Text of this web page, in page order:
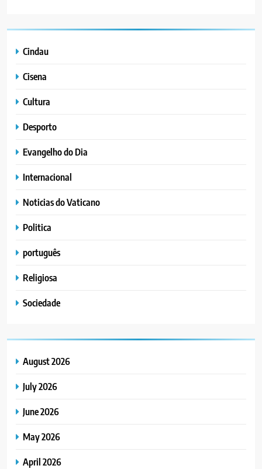
Cindau
Cisena
Cultura
Desporto
Evangelho do Dia
Internacional
Noticias do Vaticano
Politica
português
Religiosa
Sociedade
August 2026
July 2026
June 2026
May 2026
April 2026